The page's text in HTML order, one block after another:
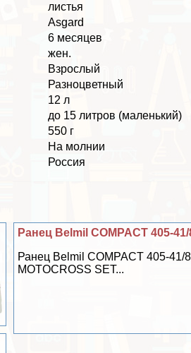
листья
Asgard
6 месяцев
жен.
Взрослый
Разноцветный
12 л
до 15 литров (маленький)
550 г
На молнии
Россия
Ранец Belmil COMPACT 405-
Ранец Belmil COMPACT 405-41/
MOTOCROSS SET...